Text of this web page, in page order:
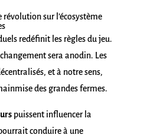
sur l’écosystème
redéfinit les règles du jeu.
sera anodin. Les
et à notre sens,
des grandes fermes.
puissent influencer la
conduire à une